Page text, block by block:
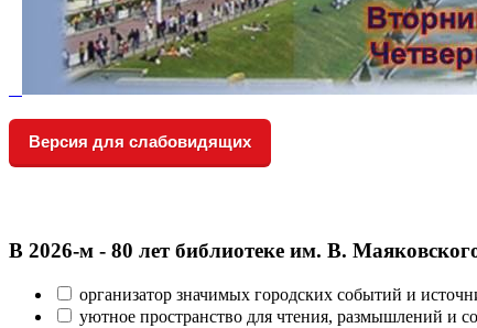
Версия для слабовидящих
В 2026‑м - 80 лет библиотеке им. В.
организатор значимых городских событий и
уютное пространство для чтения, размышлений и